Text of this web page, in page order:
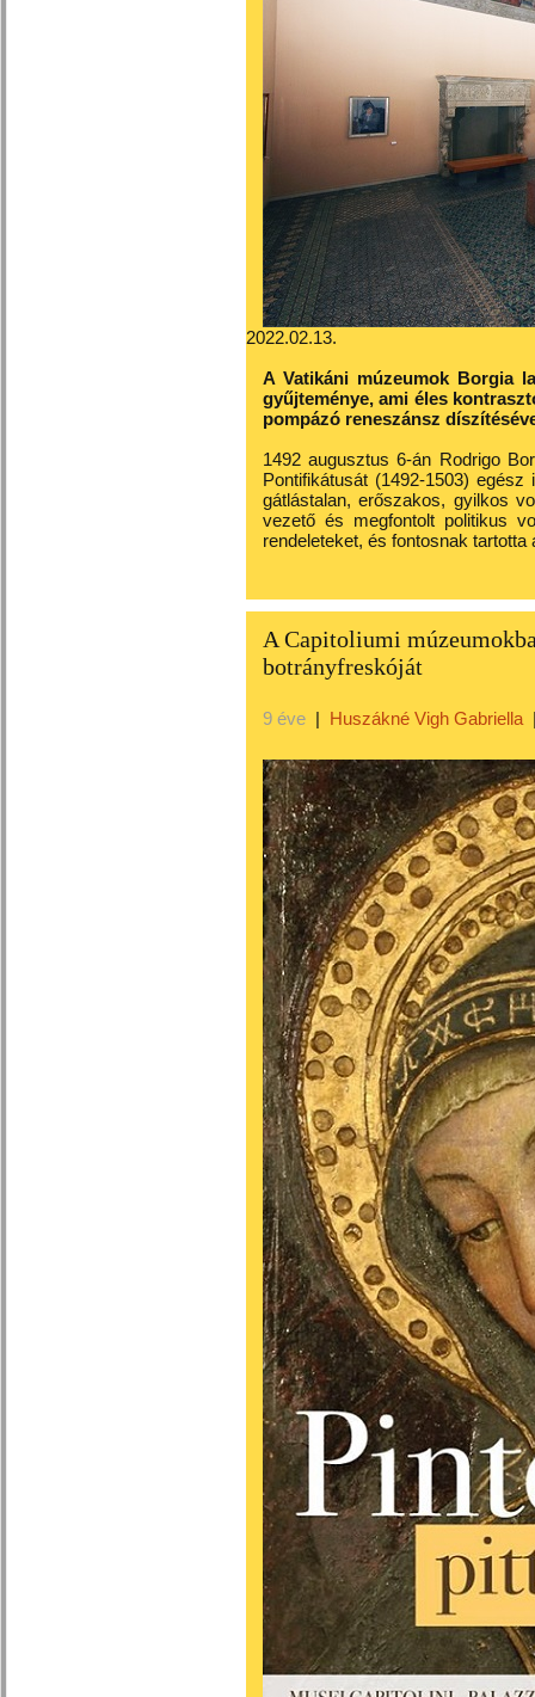
2022.02.13.
A Vatikáni múzeumok Borgia
gyűjteménye, ami éles
pompázó reneszánsz
1492 augusztus 6-án Rodrigo
Pontifikátusát (1492-1503)
gátlástalan, erőszakos, gyilkos
vezető és megfontolt politikus
rendeleteket, és fontosnak
A Capitoliumi
botrányfreskóját
9 éve | Huszákné Vigh Gabriella